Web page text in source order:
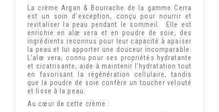
La crème Argan & Bourrache de la gamme Cerra
est un soin d’exception, conçu pour nourrir et
revitaliser la peau pendant le sommeil. Elle est
enrichie en alœ vera et en poudre de soie, des
ingrédients reconnus pour leur capacité à apaiser
la peau et lui apporter une douceur incomparable.
L’alœ vera, connu pour ses propriétés hydratante
et cicatrisante, aide à maintenir l'hydratation tout
en favorisant la régénération cellulaire, tandis
que la poudre de soie confère un toucher velouté
et lisse à la peau.
Au cœur de cette crème :